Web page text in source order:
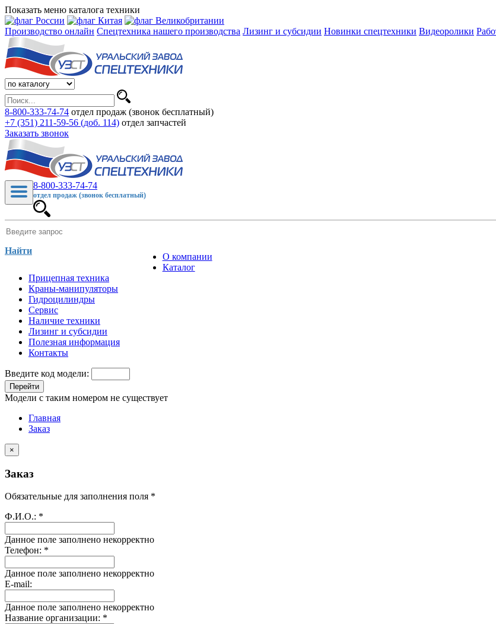
Показать меню каталога техники
Производство онлайн Спецтехника нашего производства Лизинг и субсидии Новинки спецтехники Видеоролики
8-800-333-74-74 отдел продаж (звонок бесплатный)
+7 (351) 211-59-56 (доб. 114) отдел запчастей
Заказать звонок
8-800-333-74-74
отдел продаж (звонок бесплатный)
Найти
О компании
Каталог
Прицепная техника
Краны-манипуляторы
Гидроцилиндры
Сервис
Наличие техники
Лизинг и субсидии
Полезная информация
Контакты
Введите код модели:
Перейти
Модели с таким номером не существует
Главная
Заказ
×
Заказ
Обязательные для заполнения поля *
Ф.И.О.: *
Данное поле заполнено некорректно
Телефон: *
Данное поле заполнено некорректно
E-mail:
Данное поле заполнено некорректно
Название организации: *